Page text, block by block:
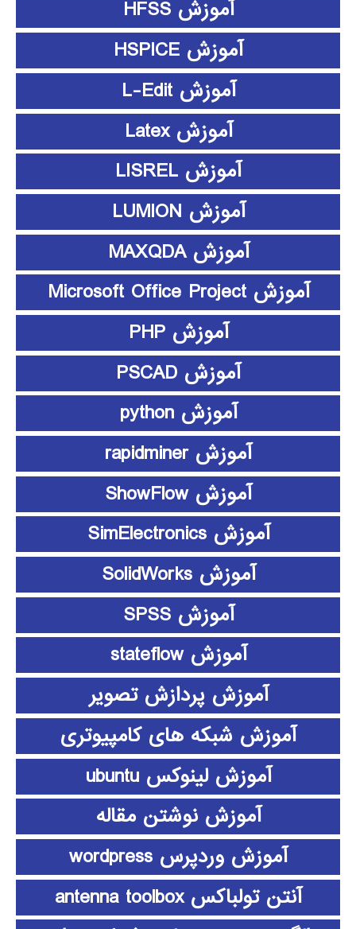
آموزش HFSS
آموزش HSPICE
آموزش L-Edit
آموزش Latex
آموزش LISREL
آموزش LUMION
آموزش MAXQDA
آموزش Microsoft Office Project
آموزش PHP
آموزش PSCAD
آموزش python
آموزش rapidminer
آموزش ShowFlow
آموزش SimElectronics
آموزش SolidWorks
آموزش SPSS
آموزش stateflow
آموزش پردازش تصویر
آموزش شبکه های کامپیوتری
آموزش لینوکس ubuntu
آموزش نوشتن مقاله
آموزش وردپرس wordpress
آنتن تولباکس antenna toolbox